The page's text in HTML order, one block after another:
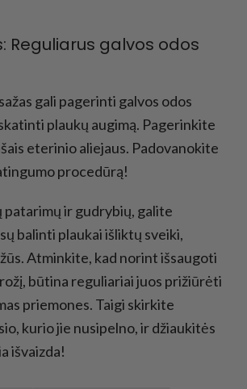
Reguliarus galvos odos
gali pagerinti galvos odos
plaukų augimą. Pagerinkite
eterinio aliejaus. Padovanokite
procedūrą!
patarimų ir gudrybių, galite
balinti plaukai išliktų sveiki,
Atminkite, kad norint išsaugoti
būtina reguliariai juos prižiūrėti
priemones. Taigi skirkite
kurio jie nusipelno, ir džiaukitės
išvaizda!